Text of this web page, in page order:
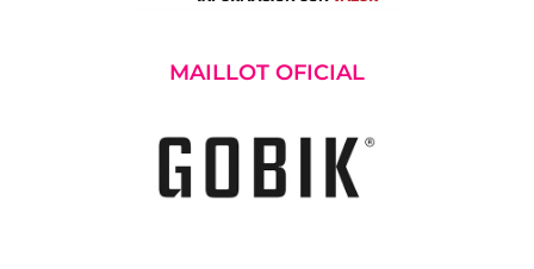
MAILLOT OFICIAL